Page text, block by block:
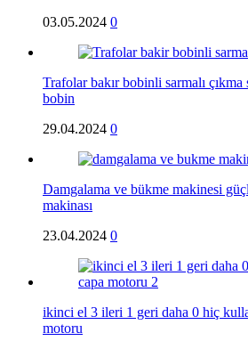
03.05.2024 0
Trafolar bakır bobinli sarmalı
bobin
29.04.2024 0
Damgalama ve bükme makinesi
makinası
23.04.2024 0
ikinci el 3 ileri 1 geri daha 0 hiç
motoru